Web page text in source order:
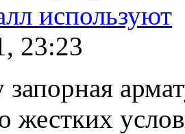
используют
23:23
жестких